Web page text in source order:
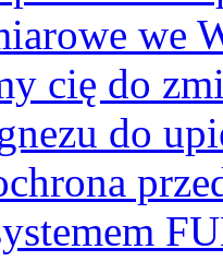
we
cię do
do